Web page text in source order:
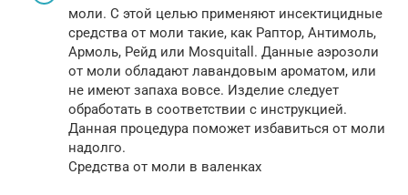
моли. С этой целью применяют инсектицидные
средства от моли такие, как Раптор, Антимоль,
Армоль, Рейд или Mosquitall. Данные аэрозоли
от моли обладают лавандовым ароматом, или
не имеют запаха вовсе. Изделие следует
обработать в соответствии с инструкцией.
Данная процедура поможет избавиться от моли
надолго.
Средства от моли в валенках